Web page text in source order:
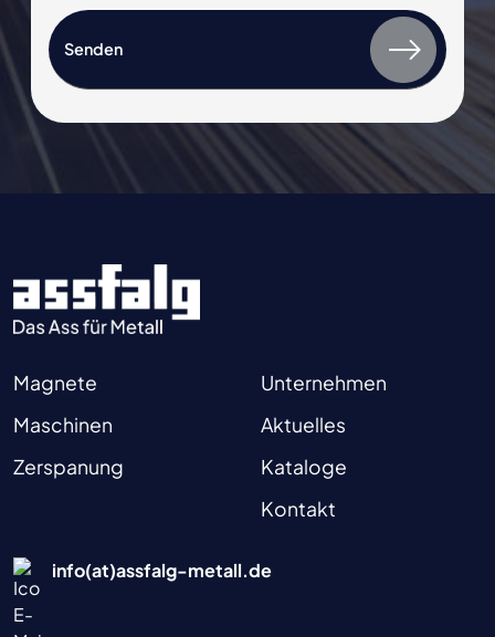
Magnete
Maschinen
Zerspanung
Unternehmen
Aktuelles
Kataloge
Kontakt
info(at)assfalg-metall.de